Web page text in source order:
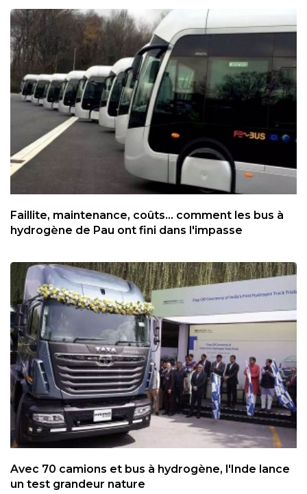
Faillite, maintenance, coûts... comment les bus à
hydrogène de Pau ont fini dans l'impasse
Avec 70 camions et bus à hydrogène, l'Inde lance
un test grandeur nature